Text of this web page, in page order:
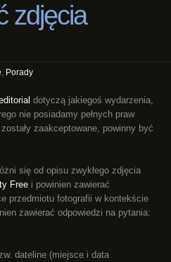
zdjęcia
Porady
dotyczą jakiegoś wydarzenia,
nie posiadamy pełnych praw
zaakceptowane, powinny być
się od opisu zwykłego zdjęcia
Free i powinien zawierać
przedmiotu fotografii w kontekście
zawierać odpowiedzi na pytania:
dateline (miejsce i data